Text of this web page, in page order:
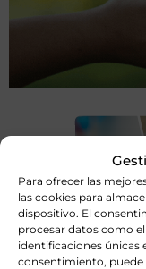
Para ofrecer las
las cookies para
dispositivo. El
procesar datos como
identificaciones únicas
consentimiento,